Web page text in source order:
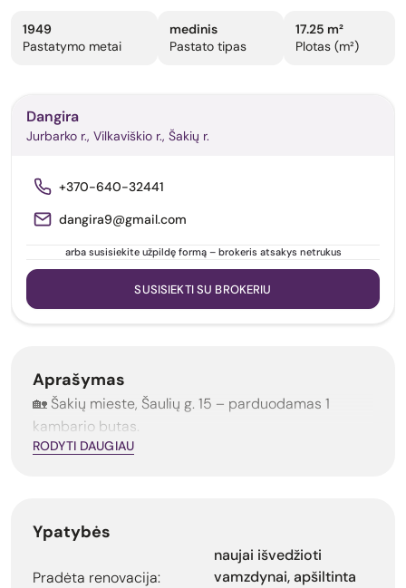
1949
Pastatymo metai
medinis
Pastato tipas
17.25 m²
Plotas (m²)
Dangira
Jurbarko r., Vilkaviškio r., Šakių r.
+370-640-32441
dangira9@gmail.com
arba susisiekite užpildę formą – brokeris atsakys netrukus
SUSISIEKTI SU BROKERIU
Aprašymas
🏡 Šakių mieste, Šaulių g. 15 – parduodamas 1
kambario butas.
RODYTI DAUGIAU
Ypatybės
Pradėta renovacija:
naujai išvedžioti
vamzdynai, apšiltinta